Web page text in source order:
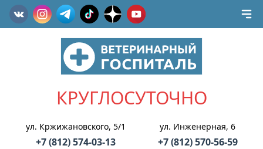
КРУГЛОСУТОЧНО
ул. Кржижановского, 5/1
+7 (812) 574-03-13
ул. Инженерная, 6
+7 (812) 570-56-59